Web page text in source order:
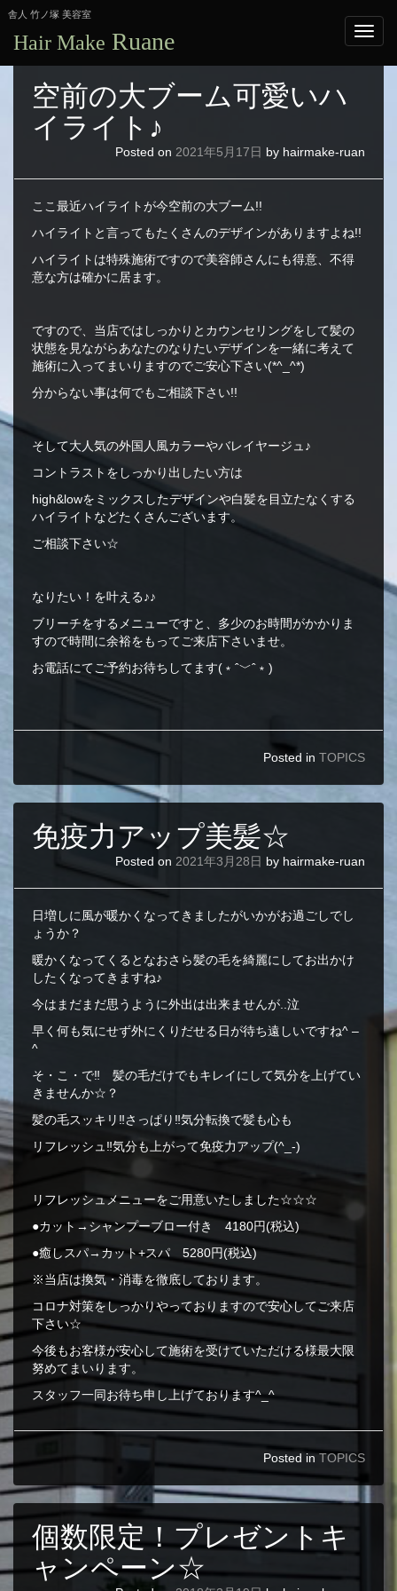
舎人 竹ノ塚 美容室
Hair Make Ruane
空前の大ブーム可愛いハ
イライト♪
Posted on 2021年5月17日 by hairmake-ruan
ここ最近ハイライトが今空前の大ブーム!!
ハイライトと言ってもたくさんのデザインがありますよね!!
ハイライトは特殊施術ですので美容師さんにも得意、不得
意な方は確かに居ます。
ですので、当店ではしっかりとカウンセリングをして髪の
状態を見ながらあなたのなりたいデザインを一緒に考えて
施術に入ってまいりますのでご安心下さい(*^_^*)
分からない事は何でもご相談下さい!!
そして大人気の外国人風カラーやバレイヤージュ♪
コントラストをしっかり出したい方は
high&lowをミックスしたデザインや白髪を目立たなくする
ハイライトなどたくさんございます。
ご相談下さい☆
なりたい！を叶える♪♪
ブリーチをするメニューですと、多少のお時間がかかりま
すので時間に余裕をもってご来店下さいませ。
お電話にてご予約お待ちしてます(﹡ˆ﹀ˆ﹡)
Posted in TOPICS
免疫力アップ美髪☆
Posted on 2021年3月28日 by hairmake-ruan
日増しに風が暖かくなってきましたがいかがお過ごしでし
ょうか？
暖かくなってくるとなおさら髪の毛を綺麗にしてお出かけ
したくなってきますね♪
今はまだまだ思うように外出は出来ませんが..泣
早く何も気にせず外にくりだせる日が待ち遠しいですね^ –
^
そ・こ・で‼︎ 髪の毛だけでもキレイにして気分を上げてい
きませんか☆？
髪の毛スッキリ‼︎さっぱり‼︎気分転換で髪も心も
リフレッシュ‼︎気分も上がって免疫力アップ(^_-)
リフレッシュメニューをご用意いたしました☆☆☆
●カット→シャンプーブロー付き 4180円(税込)
●癒しスパ→カット+スパ 5280円(税込)
※当店は換気・消毒を徹底しております。
コロナ対策をしっかりやっておりますので安心してご来店
下さい☆
今後もお客様が安心して施術を受けていただける様最大限
努めてまいります。
スタッフ一同お待ち申し上げております^_^
Posted in TOPICS
個数限定！プレゼントキ
ャンペーン☆